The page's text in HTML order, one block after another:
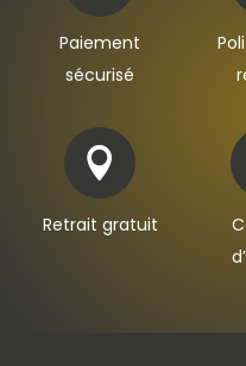
Paiement
sécurisé

Retrait gratuit